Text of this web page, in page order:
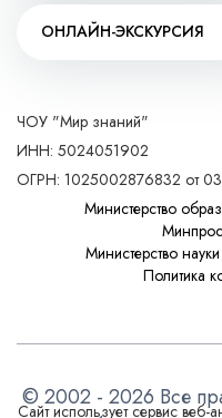
ОНЛАЙН-ЭКСКУРСИЯ
ЧОУ "Мир знаний"
ИНН: 5024051902
ОГРН: 1025002876832 от
Министерство
Министерство
Политика
© 2002 - 2026 Все
Сайт использует сервис веб-